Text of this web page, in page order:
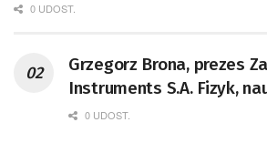
0 UDOST.
Grzegorz Brona, prezes
Instruments S.A. Fizyk, naukowiec, były
pracownik CERN w
0 UDOST.